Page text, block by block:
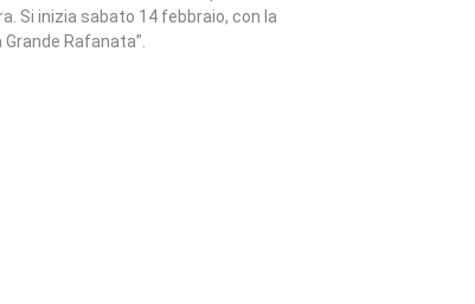
Si inizia sabato 14 febbraio, con la
Rafanata”.